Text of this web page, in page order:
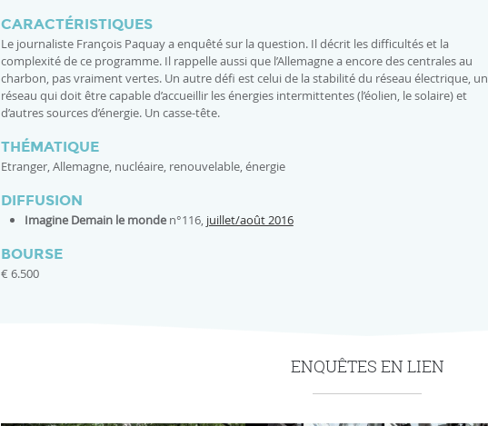
CARACTÉRISTIQUES
Le journaliste François Paquay a enquêté sur la question. Il décrit les difficultés et la
complexité de ce programme. Il rappelle aussi que l’Allemagne a encore des centrales au
charbon, pas vraiment vertes. Un autre défi est celui de la stabilité du réseau électrique, un
réseau qui doit être capable d’accueillir les énergies intermittentes (l’éolien, le solaire) et
d’autres sources d’énergie. Un casse-tête.
THÉMATIQUE
Etranger, Allemagne, nucléaire, renouvelable, énergie
DIFFUSION
Imagine Demain le monden°116, juillet/août 2016
BOURSE
€ 6.500
ENQUÊTES EN LIEN